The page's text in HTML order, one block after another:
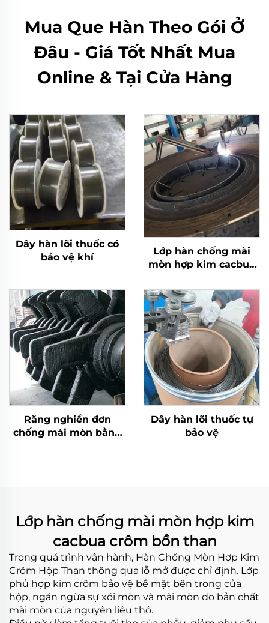
Mua Que Hàn Theo Gói Ở
Đâu - Giá Tốt Nhất Mua
Online & Tại Cửa Hàng
Dây hàn lõi thuốc có
bảo vệ khí
Lớp hàn chống mài
mòn hợp kim cacbua
Răng nghiền đơn
chống mài mòn bằng
Dây hàn lõi thuốc tự
bảo vệ
Lớp hàn chống mài mòn hợp kim
cacbua crôm bồn than
Trong quá trình vận hành, Hàn Chống Mòn Hợp Kim
Crôm Hộp Than thông qua lỗ mở được chỉ định. Lớp
phủ hợp kim crôm bảo vệ bề mặt bên trong của
hộp, ngăn ngừa sự xói mòn và mài mòn do bản chất
mài mòn của nguyên liệu thô.